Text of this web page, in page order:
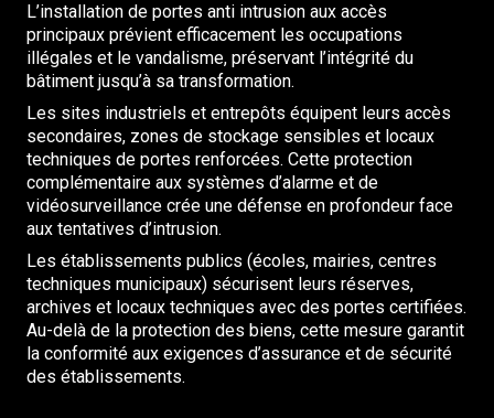
L’installation de portes anti intrusion aux accès
principaux prévient efficacement les occupations
illégales et le vandalisme, préservant l’intégrité du
bâtiment jusqu’à sa transformation.
Les sites industriels et entrepôts équipent leurs accès
secondaires, zones de stockage sensibles et locaux
techniques de portes renforcées. Cette protection
complémentaire aux systèmes d’alarme et de
vidéosurveillance crée une défense en profondeur face
aux tentatives d’intrusion.
Les établissements publics (écoles, mairies, centres
techniques municipaux) sécurisent leurs réserves,
archives et locaux techniques avec des portes certifiées.
Au-delà de la protection des biens, cette mesure garantit
la conformité aux exigences d’assurance et de sécurité
des établissements.